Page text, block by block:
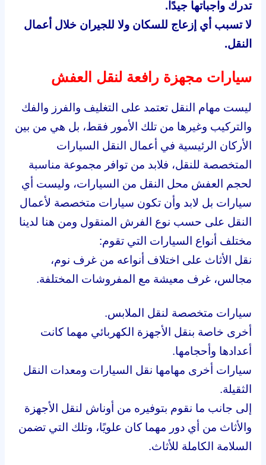
تدرك واجباتها جيدًا.
لا تسبب أي إزعاج للسكان ولا للجيران خلال أعمال
النقل.
سيارات مجهزة رافعة لنقل العفش
ليست مهام النقل تعتمد على التغليف والفرز والفك
والتركيب وغيرها من تلك الأمور فقط، بل هي من بين
الأركان الرئيسية في أعمال النقل السيارات
المتخصصة للنقل، فلابد من توافر مجموعة مناسبة
لحجم العفش محل النقل من السيارات، وليست أي
سيارات بل لابد وأن تكون سيارات متخصصة لأعمال
النقل على حسب نوع الفرش المنقول ومن هنا لدينا
مختلف أنواع السيارات التي تقوم:
نقل الأثاث على اختلاف أنواعه من غرف نوم،
مجالس، غرف معيشة مع المفروشات المختلفة.
سيارات متخصصة لنقل الملابس.
أخرى خاصة بنقل الأجهزة الكهربائي مهما كانت
أعدادها وأحجامها.
سيارات أخرى مهامها نقل السيارات ومعدات النقل
الثقيلة.
إلى جانب ما نقوم بتوفيره من أوناش لنقل الأجهزة
والأثاث من أي دور مهما كان علويًا، وتلك التي تضمن
السلامة الكاملة للأثاث.